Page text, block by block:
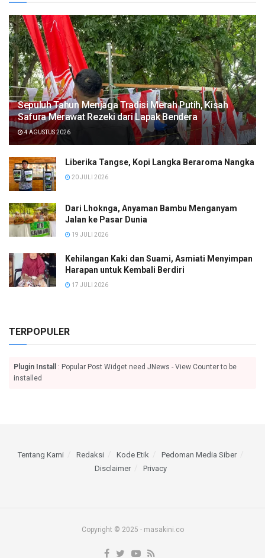
Sepuluh Tahun Menjaga Tradisi Merah Putih, Kisah
Safura Merawat Rezeki dari Lapak Bendera
4 AGUSTUS 2026
Liberika Tangse, Kopi Langka Beraroma Nangka
20 JULI 2026
Dari Lhoknga, Anyaman Bambu Menganyam
Jalan ke Pasar Dunia
19 JULI 2026
Kehilangan Kaki dan Suami, Asmiati Menyimpan
Harapan untuk Kembali Berdiri
17 JULI 2026
TERPOPULER
Plugin Install
: Popular Post Widget need JNews - View Counter to be
installed
Tentang Kami Redaksi Kode Etik
Pedoman Media Siber
Disclaimer
Privacy
Copyright © 2025 - masakini.co